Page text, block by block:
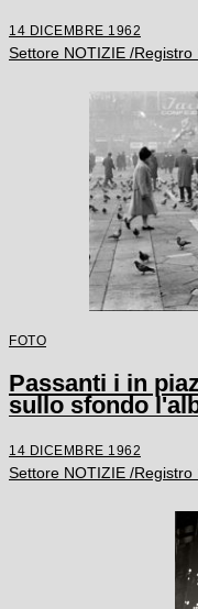
14 DICEMBRE 1962
Settore NOTIZIE /
FOTO
Passanti i in
sullo sfondo
14 DICEMBRE 1962
Settore NOTIZIE /